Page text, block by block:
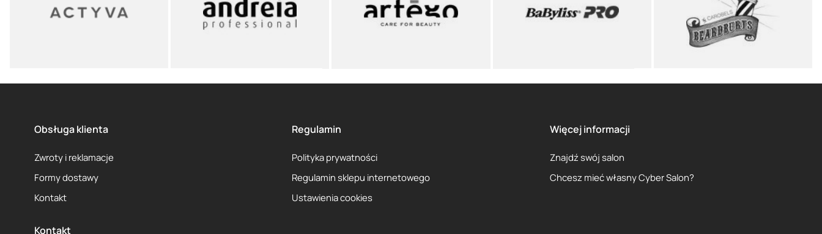
Obsługa klienta
Zwroty i reklamacje
Formy dostawy
Kontakt
Regulamin
Polityka prywatności
Regulamin sklepu internetowego
Ustawienia cookies
Więcej informacji
Znajdź swój salon
Chcesz mieć własny Cyber Salon?
Kontakt